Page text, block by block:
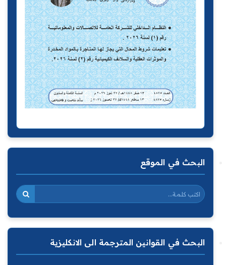
البحث في الموقع
البحث في القوانين المترجمة الى الانكليزية